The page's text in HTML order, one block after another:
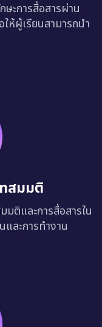
ะการสื่อสารผ่าน
ห้ผู้เรียนสามารถนำ
สมมติ
ติและการสื่อสารใน
ละการทำงาน